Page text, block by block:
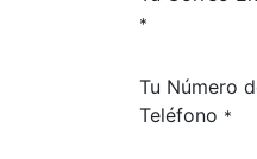
*
Tu Número
Teléfono *